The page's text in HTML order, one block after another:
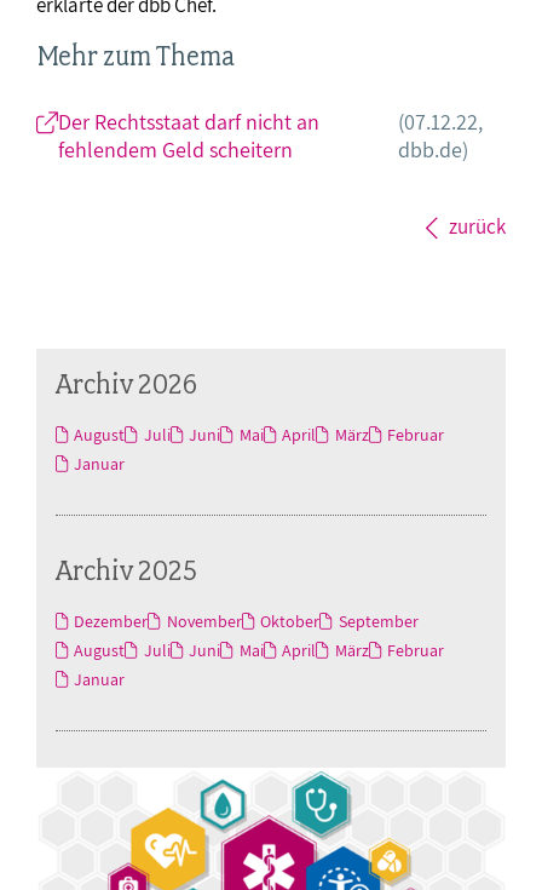
Mehr zum Thema
Der Rechtsstaat darf nicht an
fehlendem Geld scheitern
(07.12.22,
dbb.de)
zurück
Archiv 2026
August Juli Juni Mai April März
Februar
Januar
Archiv 2025
Dezember November Oktober
September
August
Juli Juni Mai April März
Februar
Januar